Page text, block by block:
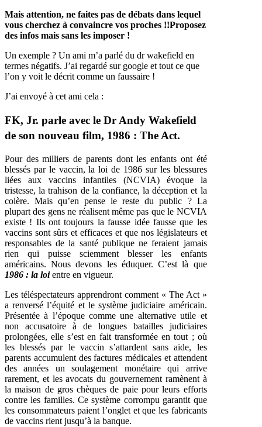
Mais attention, ne faites pas de débats dans lequel
vous cherchez à convaincre vos proches !!Proposez
des infos mais sans les imposer !
Un exemple ? Un ami m’a parlé du dr wakefield en
termes négatifs. J’ai regardé sur google et tout ce que
l’on y voit le décrit comme un faussaire !
J’ai envoyé à cet ami cela :
FK, Jr. parle avec le Dr Andy Wakefield
de son nouveau film, 1986 : The Act.
Pour des milliers de parents dont les enfants ont été
blessés par le vaccin, la loi de 1986 sur les blessures
liées aux vaccins infantiles (NCVIA) évoque la
tristesse, la trahison de la confiance, la déception et la
colère. Mais qu’en pense le reste du public ? La
plupart des gens ne réalisent même pas que le NCVIA
existe ! Ils ont toujours la fausse idée fausse que les
vaccins sont sûrs et efficaces et que nos législateurs et
responsables de la santé publique ne feraient jamais
rien qui puisse sciemment blesser les enfants
américains. Nous devons les éduquer. C’est là que
1986 : la loientre en vigueur.
Les téléspectateurs apprendront comment « The Act »
a renversé l’équité et le système judiciaire américain.
Présentée à l’époque comme une alternative utile et
non accusatoire à de longues batailles judiciaires
prolongées, elle s’est en fait transformée en tout ; où
les blessés par le vaccin s’attardent sans aide, les
parents accumulent des factures médicales et attendent
des années un soulagement monétaire qui arrive
rarement, et les avocats du gouvernement ramènent à
la maison de gros chèques de paie pour leurs efforts
contre les familles. Ce système corrompu garantit que
les consommateurs paient l’onglet et que les fabricants
de vaccins rient jusqu’à la banque.